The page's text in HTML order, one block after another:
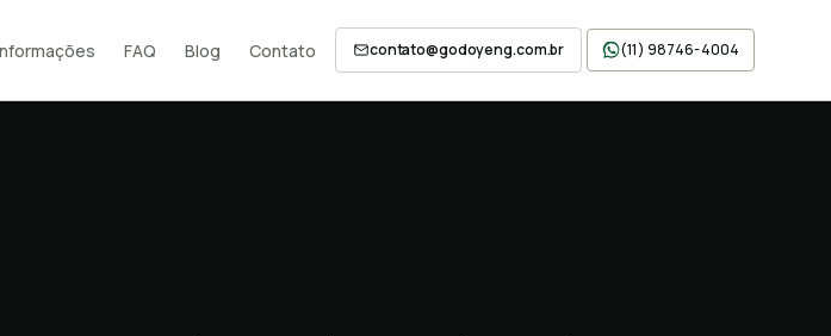
FAQ Blog Contato contato@godoyeng.com.br (11) 98746-4004